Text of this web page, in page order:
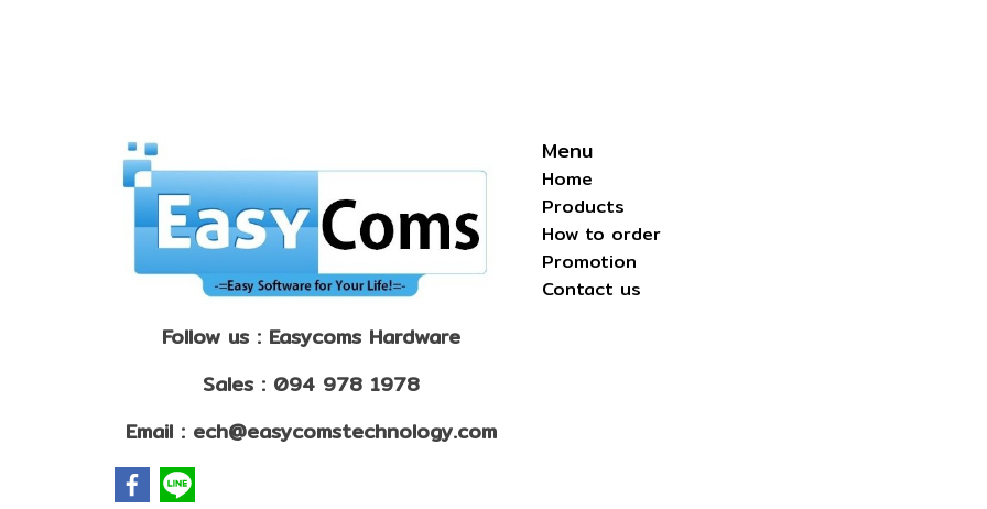
Follow us : Easycoms Hardware
Sales : 094 978 1978
Email : ech@easycomstechnology.com
Menu
Home
Products
How to order
Promotion
Contact us